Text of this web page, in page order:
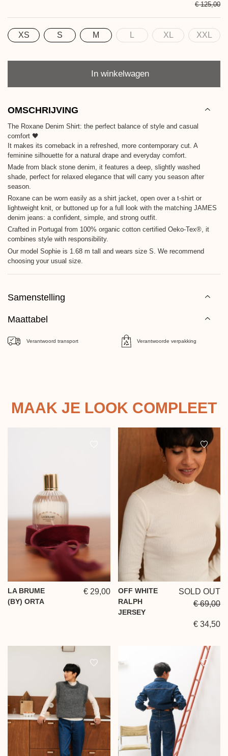
€ 125,00
Maat
XS S M L XL XXL
In winkelwagen
OMSCHRIJVING
The Roxane Denim Shirt: the perfect balance of style and casual
comfort 🖤
It makes its comeback in a refreshed, more contemporary cut. A
feminine silhouette for a natural drape and everyday comfort.
Made from black stone denim, it features a deep, slightly washed
shade, perfect for relaxed elegance that will carry you season after
season.
Roxane can be worn easily as a shirt jacket, open over a t-shirt or
lightweight knit, or buttoned up for a full look with the matching JAMES
denim jeans: a confident, simple, and strong outfit.
Crafted in Portugal from 100% organic cotton certified Oeko-Tex®, it
combines style with responsibility.
Our model Sophie is 1.68 m tall and wears size S. We recommend
choosing your usual size.
Samenstelling
Maattabel
Verantwoord transport Verantwoorde verpakking
MAAK JE LOOK COMPLEET
LA BRUME
(BY) ORTA
€ 29,00
OFF WHITE
RALPH
JERSEY
SOLD OUT
€ 69,00
€ 34,50